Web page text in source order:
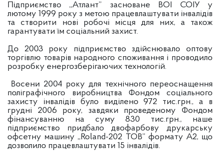
Підприємство „Атлант” засноване ВОІ СОІУ у
лютому 1999 року з метою працевлаштувати інвалідів
та створити нові робочі місця для них, а також
гарантувати їм соціальний захист.
До 2003 року підприємство здійснювало оптову
торгівлю товарів народного споживання і проводило
розробку енергозберігаючих технологій.
Восени 2004 року для технічного переоснащення
поліграфічного виробництва Фондом соціального
захисту інвалідів було виділено 972 тис.грн., а в
грудні 2006 року, завдяки проведеному Фондом
фінансуванню на суму 830 тис.грн., наше
підприємство придбало двофарбову друкарську
офсетну машину „Roland-202 ТОВ” формату А2, що
дозволило працевлаштувати 15 інвалідів.